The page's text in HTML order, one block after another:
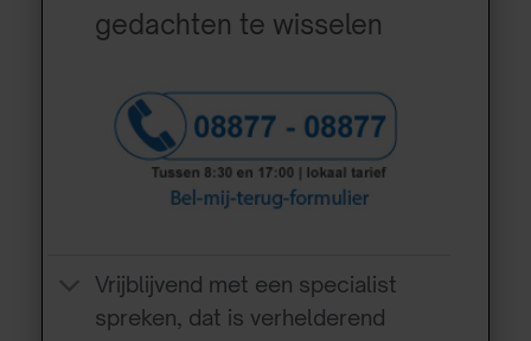
gedachten te wisselen
Vrijblijvend met een specialist
spreken, dat is verhelderend